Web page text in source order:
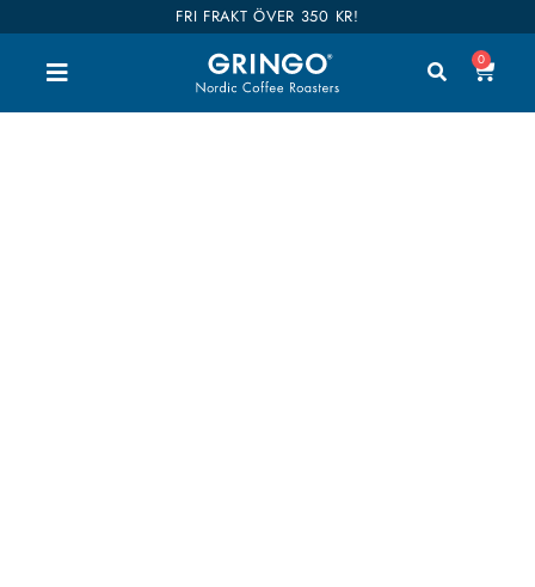
FRI FRAKT ÖVER 350 KR!
0